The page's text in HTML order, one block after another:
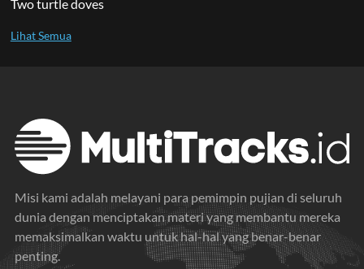
Two turtle doves
Misi kami adalah melayani para pemimpin pujian di seluruh
dunia dengan menciptakan materi yang membantu mereka
memaksimalkan waktu untuk hal-hal yang benar-benar
penting.